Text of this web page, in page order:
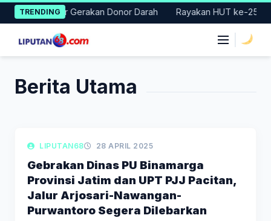
Skip
to
content
TRENDING
Gelar Gerakan Donor Darah Rayakan HUT ke-25,
Berita Utama
LIPUTAN BERITA
LIPUTAN68 28 APRIL 2025
Gebrakan Dinas PU Binamarga
Provinsi Jatim dan UPT PJJ Pacitan,
Jalur Arjosari-Nawangan-
Purwantoro Segera Dilebarkan